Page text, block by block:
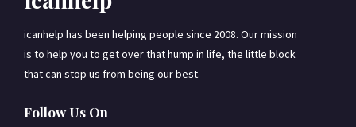
icanhelp has been helping people since 2008. Our mission
is to help you to get over that hump in life, the little block
that can stop us from being our best.
Follow Us On